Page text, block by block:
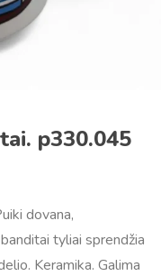
p330.045
dovana,
tyliai sprendžia
Keramika. Galima